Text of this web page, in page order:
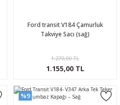
Ford transit V184 Çamurluk
Takviye Sacı (sağ)
1.270,00 TL
1.155,00 TL
%9